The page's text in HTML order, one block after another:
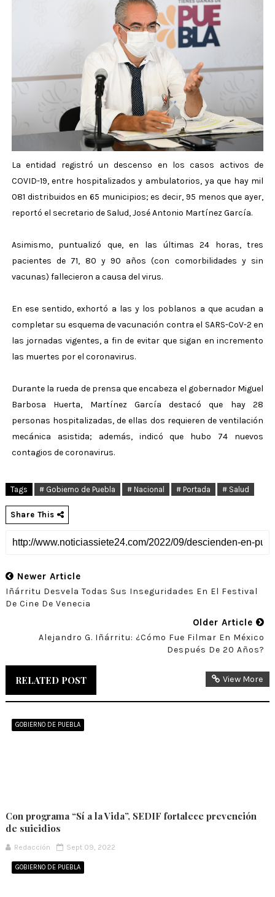
La entidad registró un descenso en los casos activos de
COVID-19, entre hospitalizados y ambulatorios, ya que hay mil
081 distribuidos en 65 municipios; es decir, 95 menos que ayer,
reportó el secretario de Salud, José Antonio Martínez García.
Asimismo, puntualizó que, en las últimas 24 horas, tres
pacientes de 71, 80 y 90 años (con comorbilidades y sin
vacunas) fallecieron a causa del virus.
En ese sentido, exhortó a las y los poblanos a que acudan a
completar su esquema de vacunación contra el SARS-CoV-2 en
las jornadas vigentes, a fin de evitar que sigan en incremento
las muertes por el coronavirus.
Durante la rueda de prensa que encabeza el gobernador Miguel
Barbosa Huerta, Martínez García destacó que hay 28
personas hospitalizadas, de ellas dos requieren de ventilación
mecánica asistida; además, indicó que hubo 74 nuevos
contagios de coronavirus.
Tags # Gobierno de Puebla # Nacional # Portada # Salud
Share This
Newer Article
Iñárritu Desvela Todas Sus Inseguridades En El Festival
De Cine De Venecia
Older Article
Alejandro G. Iñárritu: ¿Cómo Fue Filmar En México
Después De 20 Años?
RELATED POST View More
GOBIERNO DE PUEBLA
Con programa “Sí a la Vida”, SEDIF fortalece prevención
de suicidios
Redacción Sept 09, 2022
GOBIERNO DE PUEBLA